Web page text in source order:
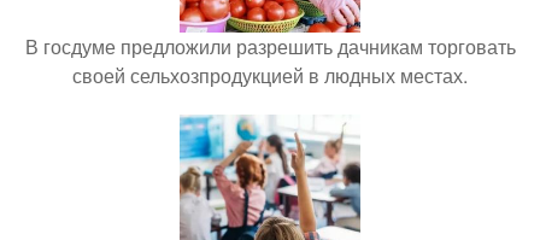
В госдуме предложили разрешить дачникам торговать
своей сельхозпродукцией в людных местах.